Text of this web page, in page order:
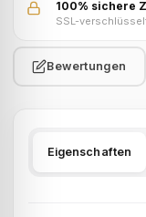
100% sichere
SSL-
Bewertungen
Eigenschaften